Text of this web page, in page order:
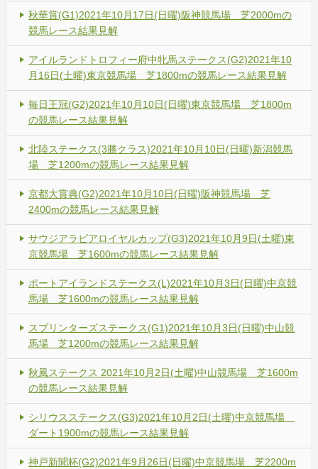
秋華賞(G1)2021年10月17日(日曜)阪神競馬場 芝2000mの
競馬レース結果見解
アイルランドトロフィー府中牝馬ステークス(G2)2021年10
月16日(土曜)東京競馬場 芝1800mの競馬レース結果見解
毎日王冠(G2)2021年10月10日(日曜)東京競馬場 芝1800m
の競馬レース結果見解
北陸ステークス(3勝クラス)2021年10月10日(日曜)新潟競馬
場 芝1200mの競馬レース結果見解
京都大賞典(G2)2021年10月10日(日曜)阪神競馬場 芝
2400mの競馬レース結果見解
サウジアラビアロイヤルカップ(G3)2021年10月9日(土曜)東
京競馬場 芝1600mの競馬レース結果見解
ポートアイランドステークス(L)2021年10月3日(日曜)中京競
馬場 芝1600mの競馬レース結果見解
スプリンターズステークス(G1)2021年10月3日(日曜)中山競
馬場 芝1200mの競馬レース結果見解
秋風ステークス 2021年10月2日(土曜)中山競馬場 芝1600m
の競馬レース結果見解
シリウスステークス(G3)2021年10月2日(土曜)中京競馬場
ダート1900mの競馬レース結果見解
神戸新聞杯(G2)2021年9月26日(日曜)中京競馬場 芝2200m